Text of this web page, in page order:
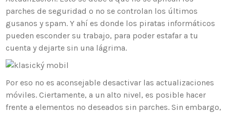
parches de seguridad o no se controlan los últimos
gusanos y spam. Y ahí es donde los piratas informáticos
pueden esconder su trabajo, para poder estafar a tu
cuenta y dejarte sin una lágrima.
Por eso no es aconsejable desactivar las actualizaciones
móviles. Ciertamente, a un alto nivel, es posible hacer
frente a elementos no deseados sin parches. Sin embargo,